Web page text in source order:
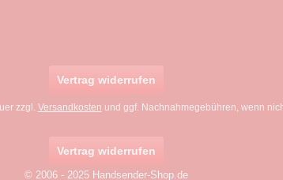
Vertrag widerrufen
zzgl. Versandkosten und ggf. Nachnahmegebühren, wenn
Vertrag widerrufen
© 2006 - 2025 Handsender-Shop.de